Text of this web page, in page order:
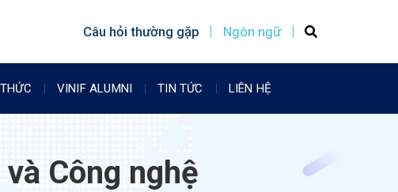
Câu hỏi thường gặp Ngôn ngữ
VINIF ALUMNI TIN TỨC LIÊN HỆ
Công nghệ